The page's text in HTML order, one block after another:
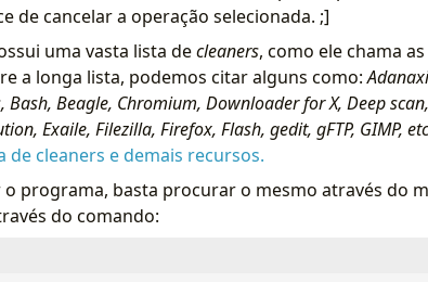
de cancelar a operação selecionada. ;]
uma vasta lista decleaners, como ele chama
a longa lista, podemos citar alguns como:
Bash, Beagle, Chromium, Downloader for X, Deep
Exaile, Filezilla, Firefox, Flash, gedit, gFTP, GIMP,
de cleaners e demais recursos.
programa, basta procurar o mesmo através do
do comando: